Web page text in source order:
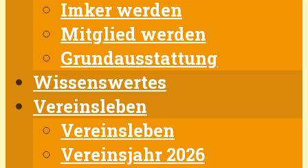
Imker werden
Mitglied werden
Grundausstattung
Wissenswertes
Vereinsleben
Vereinsleben
Vereinsjahr 2026